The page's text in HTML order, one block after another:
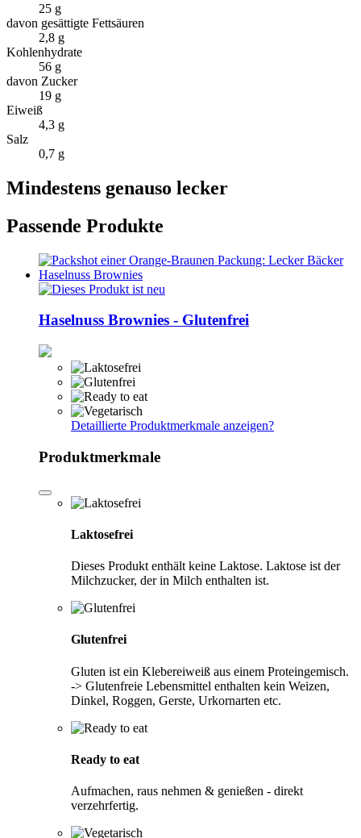
25 g
davon gesättigte Fettsäuren
2,8 g
Kohlenhydrate
56 g
davon Zucker
19 g
Eiweiß
4,3 g
Salz
0,7 g
Mindestens genauso lecker
Passende Produkte
Haselnuss Brownies - Glutenfrei
Detaillierte Produktmerkmale anzeigen?
Produktmerkmale
Laktosefrei
Dieses Produkt enthält keine Laktose. Laktose ist der
Milchzucker, der in Milch enthalten ist.
Glutenfrei
Gluten ist ein Klebereiweiß aus einem Proteingemisch.
-> Glutenfreie Lebensmittel enthalten kein Weizen,
Dinkel, Roggen, Gerste, Urkornarten etc.
Ready to eat
Aufmachen, raus nehmen & genießen - direkt
verzehrfertig.